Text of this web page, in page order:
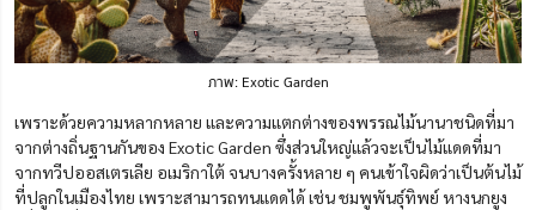
ภาพ: Exotic Garden
เพราะด้วยความหลากหลาย และความแตกต่างของพรรณไม้นานาชนิดที่มา
จากต่างถิ่นฐานกันของ Exotic Garden ซึ่งส่วนใหญ่แล้วจะเป็นไม้แดดที่มา
จากทวีปออสเตรเลีย อเมริกาใต้ จนบางครั้งหลาย ๆ คนเข้าใจผิดว่าเป็นต้นไม้
ที่ปลูกในเมืองไทย เพราะสามารถทนแดดได้ เช่น ชมพูพันธุ์ทิพย์ หางนกยูง